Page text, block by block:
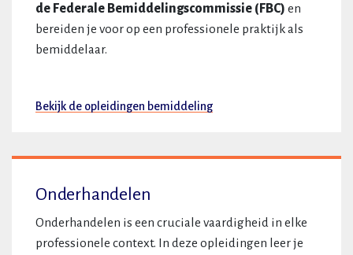
de Federale Bemiddelingscommissie (FBC) en
bereiden je voor op een professionele praktijk als
bemiddelaar.
Bekijk de opleidingen bemiddeling
Onderhandelen
Onderhandelen is een cruciale vaardigheid in elke
professionele context. In deze opleidingen leer je